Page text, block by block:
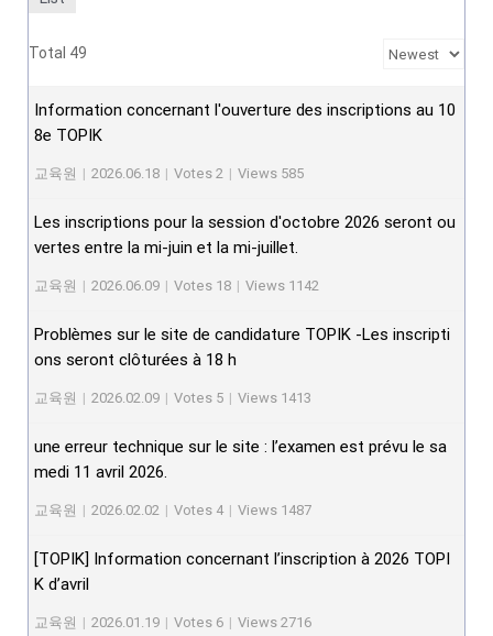
Total 49
Information concernant l'ouverture des inscriptions au 10
8e TOPIK
교육원 | 2026.06.18 | Votes 2 | Views 585
Les inscriptions pour la session d'octobre 2026 seront ou
vertes entre la mi-juin et la mi-juillet.
교육원 | 2026.06.09 | Votes 18 | Views 1142
Problèmes sur le site de candidature TOPIK -Les inscripti
ons seront clôturées à 18 h
교육원 | 2026.02.09 | Votes 5 | Views 1413
une erreur technique sur le site : l’examen est prévu le sa
medi 11 avril 2026.
교육원 | 2026.02.02 | Votes 4 | Views 1487
[TOPIK] Information concernant l’inscription à 2026 TOPI
K d’avril
교육원 | 2026.01.19 | Votes 6 | Views 2716